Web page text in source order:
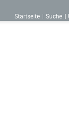
Startseite
Suche